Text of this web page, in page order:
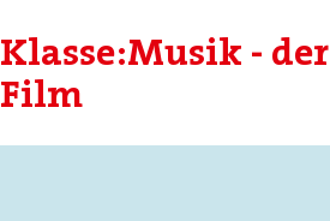
Klasse:Musik - der
Film